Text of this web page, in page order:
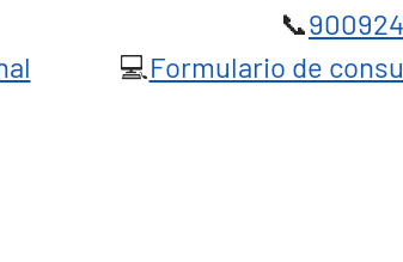
📞
💻 Formulario de